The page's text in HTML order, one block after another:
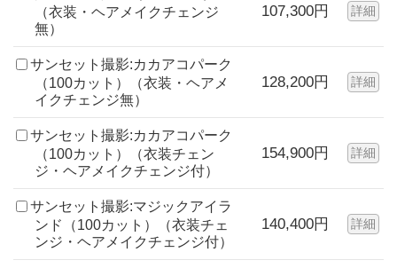
（衣装・ヘアメイクチェンジ
無）
107,300円 詳細
サンセット撮影:カカアコパーク
（100カット）（衣装・ヘアメ
イクチェンジ無）
128,200円 詳細
サンセット撮影:カカアコパーク
（100カット）（衣装チェン
ジ・ヘアメイクチェンジ付）
154,900円 詳細
サンセット撮影:マジックアイラ
ンド（100カット）（衣装チェ
ンジ・ヘアメイクチェンジ付）
140,400円 詳細